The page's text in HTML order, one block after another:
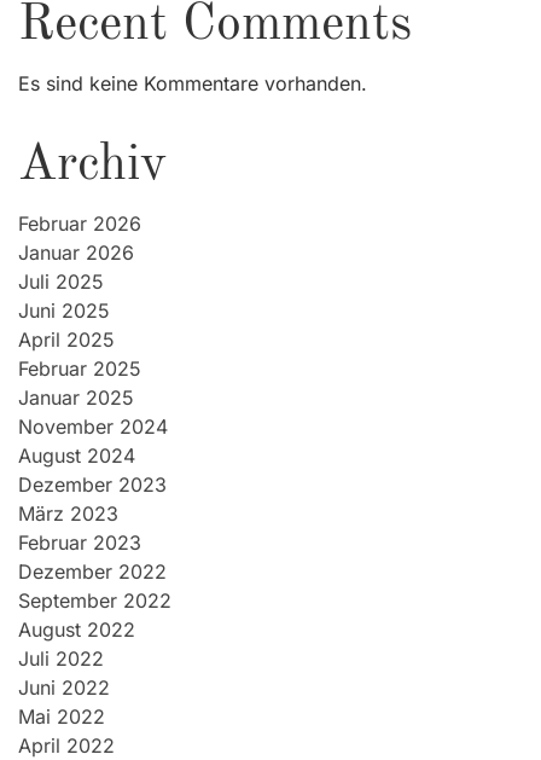
Recent Comments
Es sind keine Kommentare vorhanden.
Archiv
Februar 2026
Januar 2026
Juli 2025
Juni 2025
April 2025
Februar 2025
Januar 2025
November 2024
August 2024
Dezember 2023
März 2023
Februar 2023
Dezember 2022
September 2022
August 2022
Juli 2022
Juni 2022
Mai 2022
April 2022